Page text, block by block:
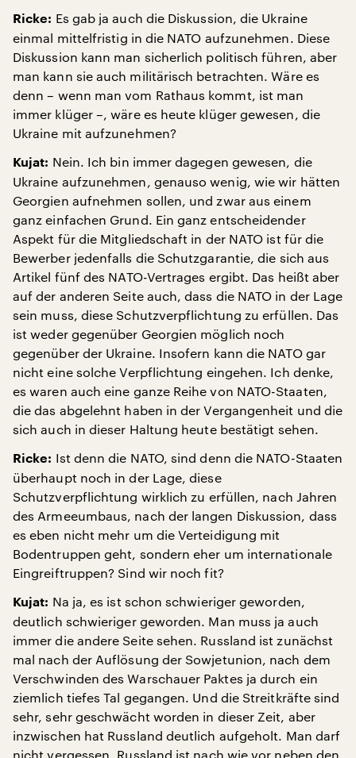
Ricke: Es gab ja auch die Diskussion, die Ukraine
einmal mittelfristig in die NATO aufzunehmen. Diese
Diskussion kann man sicherlich politisch führen, aber
man kann sie auch militärisch betrachten. Wäre es
denn – wenn man vom Rathaus kommt, ist man
immer klüger –, wäre es heute klüger gewesen, die
Ukraine mit aufzunehmen?
Kujat: Nein. Ich bin immer dagegen gewesen, die
Ukraine aufzunehmen, genauso wenig, wie wir hätten
Georgien aufnehmen sollen, und zwar aus einem
ganz einfachen Grund. Ein ganz entscheidender
Aspekt für die Mitgliedschaft in der NATO ist für die
Bewerber jedenfalls die Schutzgarantie, die sich aus
Artikel fünf des NATO-Vertrages ergibt. Das heißt aber
auf der anderen Seite auch, dass die NATO in der Lage
sein muss, diese Schutzverpflichtung zu erfüllen. Das
ist weder gegenüber Georgien möglich noch
gegenüber der Ukraine. Insofern kann die NATO gar
nicht eine solche Verpflichtung eingehen. Ich denke,
es waren auch eine ganze Reihe von NATO-Staaten,
die das abgelehnt haben in der Vergangenheit und die
sich auch in dieser Haltung heute bestätigt sehen.
Ricke: Ist denn die NATO, sind denn die NATO-Staaten
überhaupt noch in der Lage, diese
Schutzverpflichtung wirklich zu erfüllen, nach Jahren
des Armeeumbaus, nach der langen Diskussion, dass
es eben nicht mehr um die Verteidigung mit
Bodentruppen geht, sondern eher um internationale
Eingreiftruppen? Sind wir noch fit?
Kujat: Na ja, es ist schon schwieriger geworden,
deutlich schwieriger geworden. Man muss ja auch
immer die andere Seite sehen. Russland ist zunächst
mal nach der Auflösung der Sowjetunion, nach dem
Verschwinden des Warschauer Paktes ja durch ein
ziemlich tiefes Tal gegangen. Und die Streitkräfte sind
sehr, sehr geschwächt worden in dieser Zeit, aber
inzwischen hat Russland deutlich aufgeholt. Man darf
nicht vergessen, Russland ist nach wie vor neben den